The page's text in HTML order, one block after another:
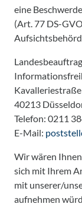
eine
(Art. 77 DS-
40213
Telefon: 0211
E-Mail:
Wir wären
sich mit Ihrem
mit unserer/
aufnehmen